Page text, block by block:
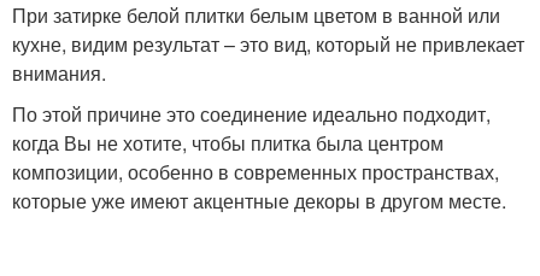
При затирке белой плитки белым цветом в ванной или
кухне, видим результат – это вид, который не привлекает
внимания.
По этой причине это соединение идеально подходит,
когда Вы не хотите, чтобы плитка была центром
композиции, особенно в современных пространствах,
которые уже имеют акцентные декоры в другом месте.